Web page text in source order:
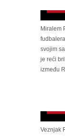
Miralem
svojim
je reći
između
Veznjak